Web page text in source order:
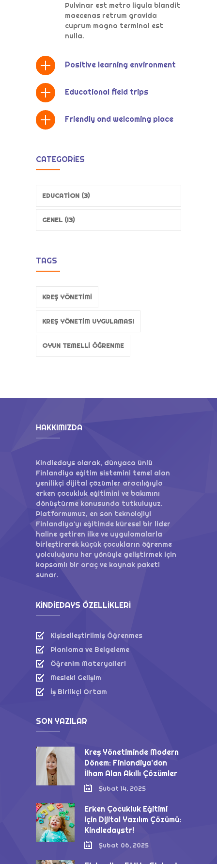
Pulvinar est metro ligula blandit
maecenas retrum gravida
cuprum magna terminal est
nulla.
Positive learning environment
Educational field trips
Friendly and welcoming place
CATEGORIES
EDUCATION (3)
GENEL (13)
TAGS
KREŞ YÖNETIMI
KREŞ YÖNETIM UYGULAMASI
OYUN TEMELLI ÖĞRENME
HAKKIMIZDA
Kindiedays olarak, dünyaca ünlü
Finlandiya eğitim sistemini temel alan
yenilikçi dijital çözümler aracılığıyla
erken çocukluk eğitimini ve bakımını
dönüştürme konusunda tutkuluyuz.
Platformumuz, en son teknolojiyi
Finlandiya'yı eğitimde küresel bir lider
haline getiren ilke ve uygulamalarla
birleştirerek küçük çocukların öğrenme
yolculuğunu her yönüyle geliştirmek için
kapsamlı bir araç ve kaynak paketi
sunar.
KINDIEDAYS ÖZELLIKLERI
Kişiselleştirilmiş Öğrenmes
Planlama ve Belgeleme
Öğrenim Materyalleri
Mesleki Gelişim
İş Birlikçi Ortam
SON YAZILAR
Kreş Yönetiminde Modern
Dönem: Finlandiya’dan
İlham Alan Akıllı Çözümler
Şubat 14, 2025
Erken Çocukluk Eğitimi
için Dijital Yazılım Çözümü:
Kindiedaystr!
Şubat 06, 2025